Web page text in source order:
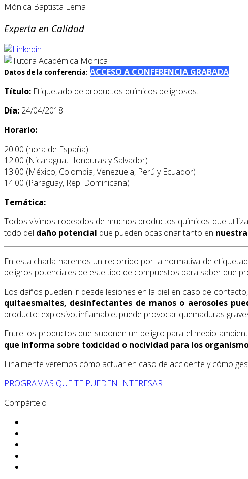
Mónica Baptista Lema
Experta en Calidad
Datos de la conferencia: ACCESO A CONFERENCIA GRABADA
Título: Etiquetado de productos químicos peligrosos.
Día: 24/04/2018
Horario:
20.00 (hora de España)
12.00 (Nicaragua, Honduras y Salvador)
13.00 (México, Colombia, Venezuela, Perú y Ecuador)
14.00 (Paraguay, Rep. Dominicana)
Temática:
Todos vivimos rodeados de muchos productos químicos que
todo del daño potencial que pueden ocasionar tanto en
En esta charla haremos un recorrido por la normativa de
peligros potenciales de este tipo de compuestos para saber que
Los daños pueden ir desde lesiones en la piel en caso de
quitaesmaltes, desinfectantes de manos o aerosoles
producto: explosivo, inflamable, puede provocar quemaduras
Entre los productos que suponen un peligro para el medio
que informa sobre toxicidad o nocividad para los
Finalmente veremos cómo actuar en caso de accidente y cómo
PROGRAMAS QUE TE PUEDEN INTERESAR
Compártelo